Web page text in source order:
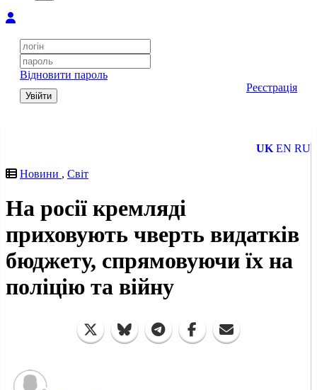
Відновити пароль
Увійти
Реєстрація
UK EN RU
Новини , Світ
На росії кремляді
приховують чверть видатків
бюджету, спрямовуючи їх на
поліцію та війну